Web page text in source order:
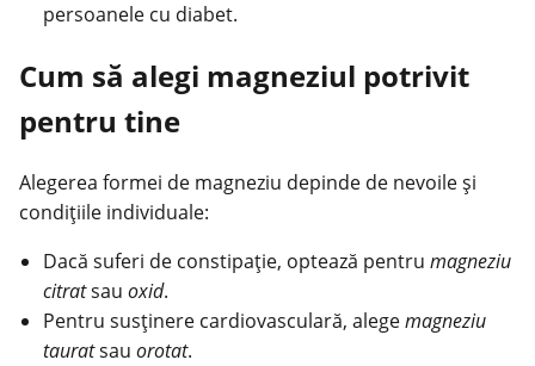
persoanele cu diabet.
Cum să alegi magneziul potrivit
pentru tine
Alegerea formei de magneziu depinde de nevoile și
condițiile individuale:
Dacă suferi de constipație, optează pentru magneziu
citratsau oxid.
Pentru susținere cardiovasculară, alegemagneziu
tauratsau orotat.